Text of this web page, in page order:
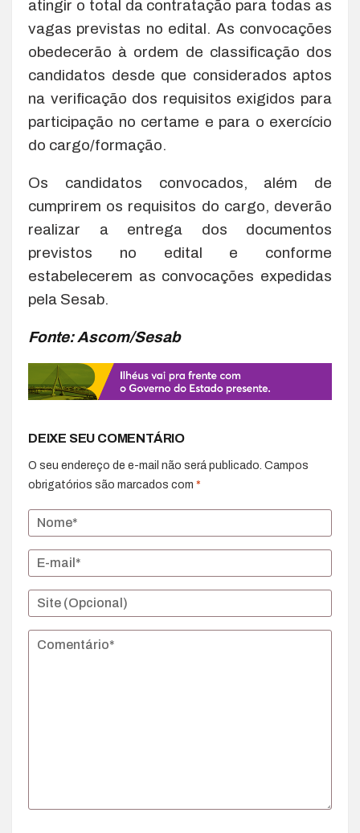
atingir o total da contratação para todas as
vagas previstas no edital. As convocações
obedecerão à ordem de classificação dos
candidatos desde que considerados aptos
na verificação dos requisitos exigidos para
participação no certame e para o exercício
do cargo/formação.
Os candidatos convocados, além de
cumprirem os requisitos do cargo, deverão
realizar a entrega dos documentos
previstos no edital e conforme
estabelecerem as convocações expedidas
pela Sesab.
Fonte: Ascom/Sesab
DEIXE SEU COMENTÁRIO
O seu endereço de e-mail não será publicado. Campos
obrigatórios são marcados com *